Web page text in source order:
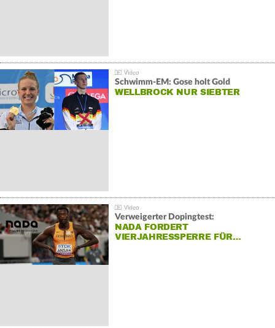
Schwimm-EM: Gose holt Gold
WELLBROCK NUR SIEBTER
Verweigerter Dopingtest:
NADA FORDERT
VIERJAHRESSPERRE FÜR…